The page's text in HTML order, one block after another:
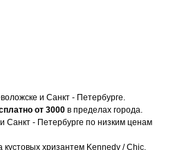
и Санкт - Петербурге.
от 3000 в пределах города.
Санкт - Петербурге по низким ценам
хризантем Kennedy / Chic.